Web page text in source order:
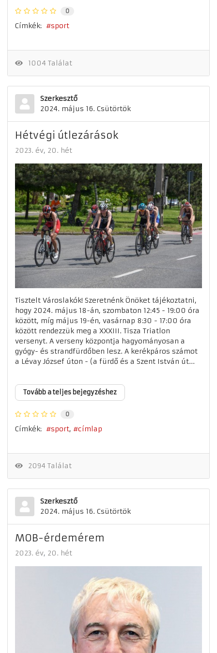
0
Címkék: sport
1004 Találat
Szerkesztő
2024. május 16. Csütörtök
Hétvégi útlezárások
2023. év 20. hét
Tisztelt Városlakók! Szeretnénk Önöket tájékoztatni,
hogy 2024. május 18-án, szombaton 12:45 - 19:00 óra
között, míg május 19-én, vasárnap 8:30 - 17:00 óra
között rendezzük meg a XXXIII. Tisza Triatlon
versenyt. A verseny központja hagyományosan a
gyógy- és strandfürdőben lesz. A kerékpáros számot
a Lévay József úton - (a fürdő és a Szent István út...
Tovább a teljes bejegyzéshez
0
Címkék: sport címlap
2094 Találat
Szerkesztő
2024. május 16. Csütörtök
MOB-érdemérem
2023. év 20. hét